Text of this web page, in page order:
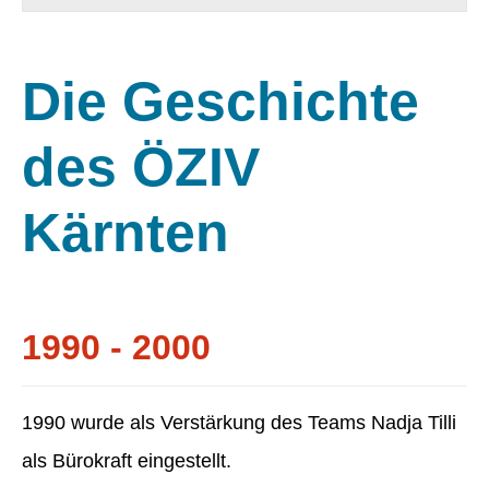
Die Geschichte
des ÖZIV
Kärnten
1990 - 2000
1990 wurde als Verstärkung des Teams Nadja Tilli
als Bürokraft eingestellt.